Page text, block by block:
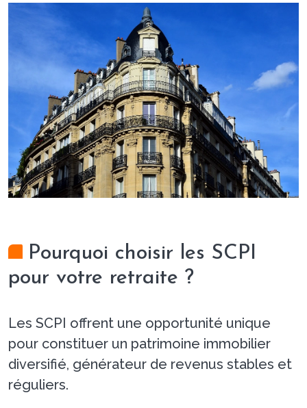
Pourquoi choisir les SCPI
pour votre retraite ?
Les SCPI offrent une opportunité unique
pour constituer un patrimoine immobilier
diversifié, générateur de revenus stables et
réguliers.